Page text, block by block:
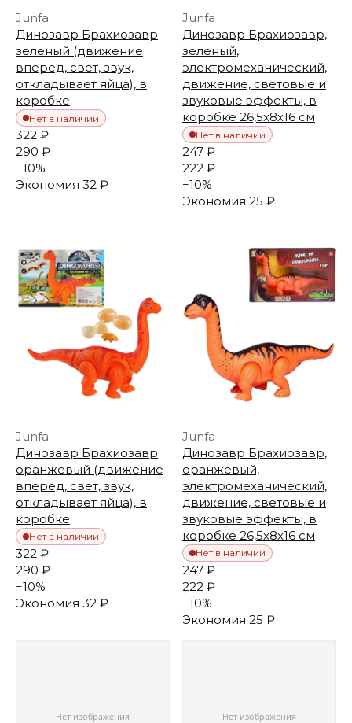
Junfa
Динозавр Брахиозавр
зеленый (движение
вперед, свет, звук,
откладывает яйца), в
коробке
Нет в наличии
322 ₽
290 ₽
−10%
Экономия 32 ₽
Junfa
Динозавр Брахиозавр,
зеленый,
электромеханический,
движение, световые и
звуковые эффекты, в
коробке 26,5х8х16 см
Нет в наличии
247 ₽
222 ₽
−10%
Экономия 25 ₽
Junfa
Динозавр Брахиозавр
оранжевый (движение
вперед, свет, звук,
откладывает яйца), в
коробке
Нет в наличии
322 ₽
290 ₽
−10%
Экономия 32 ₽
Junfa
Динозавр Брахиозавр,
оранжевый,
электромеханический,
движение, световые и
звуковые эффекты, в
коробке 26,5х8х16 см
Нет в наличии
247 ₽
222 ₽
−10%
Экономия 25 ₽